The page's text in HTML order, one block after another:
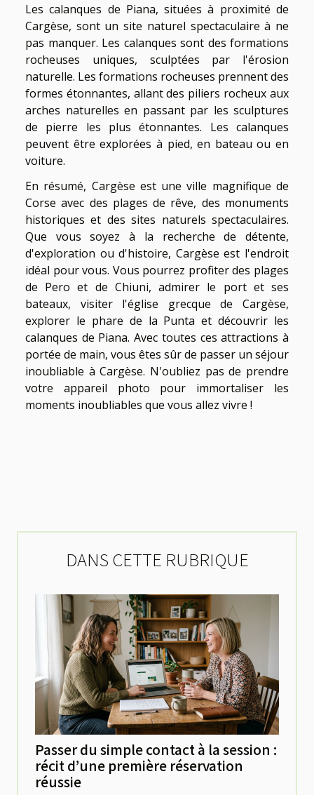
Les calanques de Piana, situées à proximité de
Cargèse, sont un site naturel spectaculaire à ne
pas manquer. Les calanques sont des formations
rocheuses uniques, sculptées par l'érosion
naturelle. Les formations rocheuses prennent des
formes étonnantes, allant des piliers rocheux aux
arches naturelles en passant par les sculptures
de pierre les plus étonnantes. Les calanques
peuvent être explorées à pied, en bateau ou en
voiture.
En résumé, Cargèse est une ville magnifique de
Corse avec des plages de rêve, des monuments
historiques et des sites naturels spectaculaires.
Que vous soyez à la recherche de détente,
d'exploration ou d'histoire, Cargèse est l'endroit
idéal pour vous. Vous pourrez profiter des plages
de Pero et de Chiuni, admirer le port et ses
bateaux, visiter l'église grecque de Cargèse,
explorer le phare de la Punta et découvrir les
calanques de Piana. Avec toutes ces attractions à
portée de main, vous êtes sûr de passer un séjour
inoubliable à Cargèse. N'oubliez pas de prendre
votre appareil photo pour immortaliser les
moments inoubliables que vous allez vivre !
DANS CETTE RUBRIQUE
Passer du simple contact à la session :
récit d’une première réservation
réussie